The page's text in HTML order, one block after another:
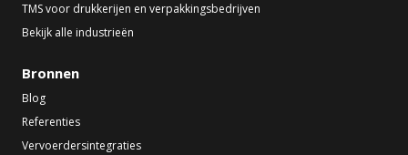
TMS voor drukkerijen en verpakkingsbedrijven
Bekijk alle industrieën
Bronnen
Blog
Referenties
Vervoerdersintegraties